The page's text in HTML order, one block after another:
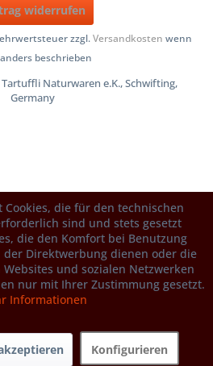
widerrufen
zzgl.Versandkosten wenn
beschrieben
Naturwaren e.K., Schwifting,
Germany
Cookies, die für den technischen
sind und stets gesetzt
die den Komfort bei Benutzung
der Direktwerbung dienen oder die
und sozialen Netzwerken
nur mit Ihrer Zustimmung gesetzt.
Informationen
Konfigurieren